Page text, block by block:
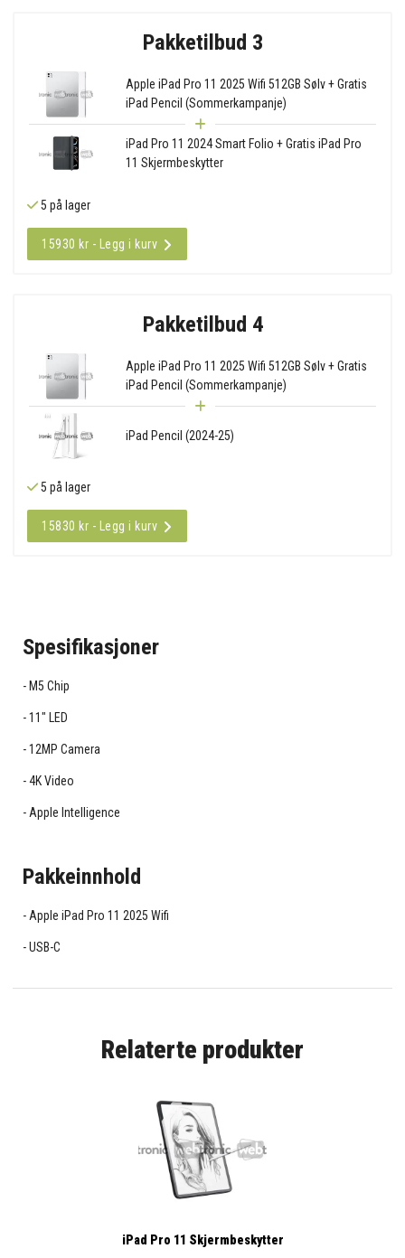
Pakketilbud 3
Apple iPad Pro 11 2025 Wifi 512GB Sølv + Gratis
iPad Pencil (Sommerkampanje)
iPad Pro 11 2024 Smart Folio + Gratis iPad Pro
11 Skjermbeskytter
5 på lager
15930 kr - Legg i kurv
Pakketilbud 4
Apple iPad Pro 11 2025 Wifi 512GB Sølv + Gratis
iPad Pencil (Sommerkampanje)
iPad Pencil (2024-25)
5 på lager
15830 kr - Legg i kurv
Spesifikasjoner
M5 Chip
11" LED
12MP Camera
4K Video
Apple Intelligence
Pakkeinnhold
Apple iPad Pro 11 2025 Wifi
USB-C
Relaterte produkter
iPad Pro 11 Skjermbeskytter